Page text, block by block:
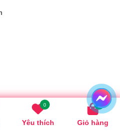
0
Yêu thích
0
Giỏ hàng